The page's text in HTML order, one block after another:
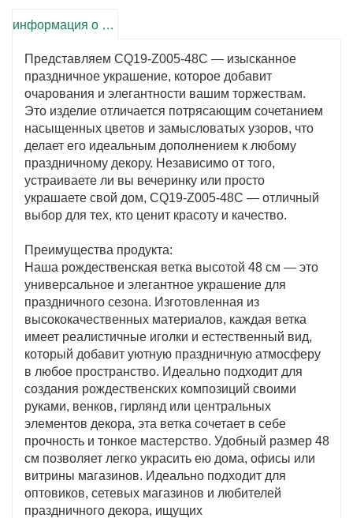
информация о продукте
Представляем CQ19-Z005-48C — изысканное
праздничное украшение, которое добавит
очарования и элегантности вашим торжествам.
Это изделие отличается потрясающим сочетанием
насыщенных цветов и замысловатых узоров, что
делает его идеальным дополнением к любому
праздничному декору. Независимо от того,
устраиваете ли вы вечеринку или просто
украшаете свой дом, CQ19-Z005-48C — отличный
выбор для тех, кто ценит красоту и качество.
Преимущества продукта:
Наша рождественская ветка высотой 48 см — это
универсальное и элегантное украшение для
праздничного сезона. Изготовленная из
высококачественных материалов, каждая ветка
имеет реалистичные иголки и естественный вид,
который добавит уютную праздничную атмосферу
в любое пространство. Идеально подходит для
создания рождественских композиций своими
руками, венков, гирлянд или центральных
элементов декора, эта ветка сочетает в себе
прочность и тонкое мастерство. Удобный размер 48
см позволяет легко украсить ею дома, офисы или
витрины магазинов. Идеально подходит для
оптовиков, сетевых магазинов и любителей
праздничного декора, ищущих